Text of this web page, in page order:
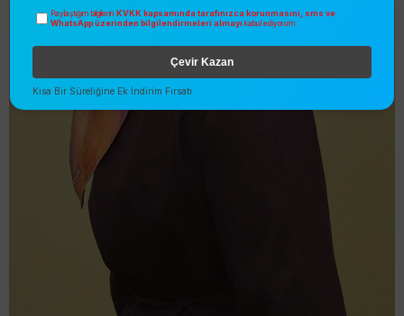
Paylaştığım bilgilerin KVKK kapsamında tarafınızca korunmasını, sms ve
WhatsApp üzerinden bilgilendirmeleri almayı kabul ediyorum.
Çevir Kazan
Kısa Bir Süreliğine Ek İndirim Fırsatı